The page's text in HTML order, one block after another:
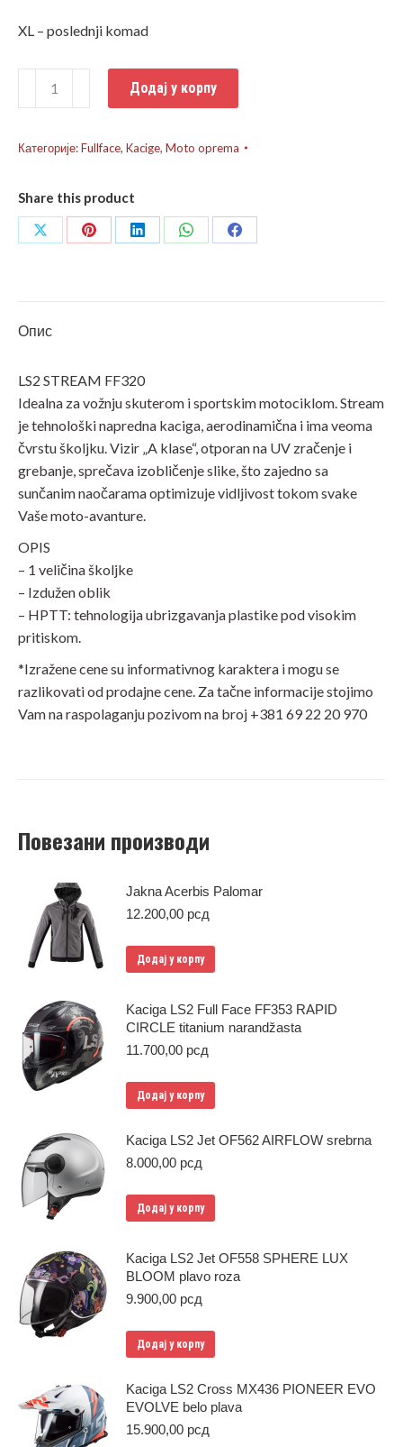
била:
13.800,00 рсд.
XL – poslednji komad
Face
STREAM
EVO
HYPE
crno-
Додај у корпу
Категорије:Fullface, Kacige, Moto oprema
Share this product
Share
Share
Share
Share
Share
Опис
LS2 STREAM FF320
Idealna za vožnju skuterom i sportskim motociklom. Stream
je tehnološki napredna kaciga, aerodinamična i ima veoma
čvrstu školjku. Vizir „A klase“, otporan na UV zračenje i
grebanje, sprečava izobličenje slike, što zajedno sa
sunčanim naočarama optimizuje vidljivost tokom svake
Vaše moto-avanture.
OPIS
– 1 veličina školjke
– Izdužen oblik
– HPTT: tehnologija ubrizgavanja plastike pod visokim
pritiskom.
*Izražene cene su informativnog karaktera i mogu se
razlikovati od prodajne cene. Za tačne informacije stojimo
Vam na raspolaganju pozivom na broj +381 69 22 20 970
Повезани производи
Jakna Acerbis Palomar
12.200,00 рсд
Додај у корпу
Kaciga LS2 Full Face FF353 RAPID
CIRCLE titanium narandžasta
11.700,00 рсд
Додај у корпу
Kaciga LS2 Jet OF562 AIRFLOW srebrna
8.000,00 рсд
Додај у корпу
Kaciga LS2 Jet OF558 SPHERE LUX
BLOOM plavo roza
9.900,00 рсд
Додај у корпу
Kaciga LS2 Cross MX436 PIONEER EVO
EVOLVE belo plava
15.900,00 рсд